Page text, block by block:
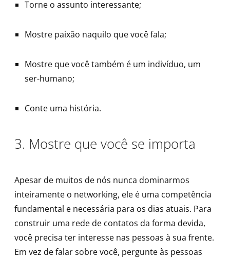
Torne o assunto interessante;
Mostre paixão naquilo que você fala;
Mostre que você também é um indivíduo, um
ser-humano;
Conte uma história.
3. Mostre que você se importa
Apesar de muitos de nós nunca dominarmos
inteiramente o networking, ele é uma competência
fundamental e necessária para os dias atuais. Para
construir uma rede de contatos da forma devida,
você precisa ter interesse nas pessoas à sua frente.
Em vez de falar sobre você, pergunte às pessoas